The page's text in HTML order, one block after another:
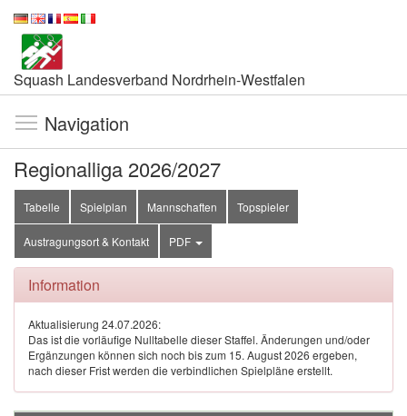
Squash Landesverband Nordrhein-Westfalen
Navigation
Regionalliga 2026/2027
Tabelle Spielplan Mannschaften Topspieler
Austragungsort & Kontakt PDF
Information
Aktualisierung 24.07.2026:
Das ist die vorläufige Nulltabelle dieser Staffel. Änderungen und/oder
Ergänzungen können sich noch bis zum 15. August 2026 ergeben,
nach dieser Frist werden die verbindlichen Spielpläne erstellt.